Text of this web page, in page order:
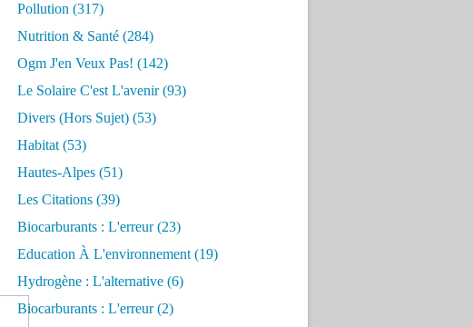
Pollution (317)
Nutrition & Santé (284)
Ogm J'en Veux Pas! (142)
Le Solaire C'est L'avenir(93)
Divers (hors Sujet) (53)
Habitat (53)
Hautes-Alpes (51)
Les Citations (39)
Biocarburants : L'erreur(23)
Education À L'environnement (19)
Hydrogène : L'alternative (6)
Biocarburants : L'erreur(2)